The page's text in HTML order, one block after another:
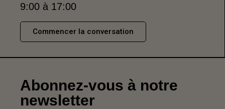
9:00 à 17:00
Commencer la conversation
Abonnez-vous à notre
newsletter